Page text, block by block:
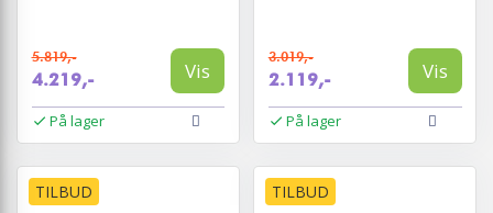
5.819,-
4.219,- Vis
På lager
3.019,-
2.119,- Vis
På lager
TILBUD TILBUD